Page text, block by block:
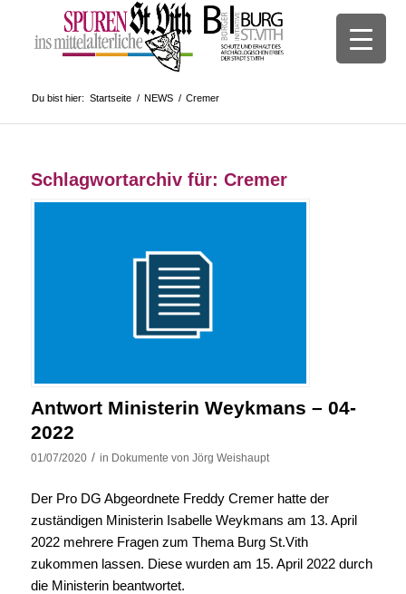
Du bist hier: Startseite / NEWS / Cremer
Schlagwortarchiv für: Cremer
Antwort Ministerin Weykmans – 04-
2022
01/07/2020 / in Dokumente von Jörg Weishaupt
Der Pro DG Abgeordnete Freddy Cremer hatte der
zuständigen Ministerin Isabelle Weykmans am 13. April
2022 mehrere Fragen zum Thema Burg St.Vith
zukommen lassen. Diese wurden am 15. April 2022 durch
die Ministerin beantwortet.